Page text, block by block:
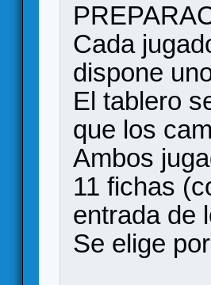
Cada
dispone
El tablero
que los
Ambos
11 fichas
entrada de
Se elige